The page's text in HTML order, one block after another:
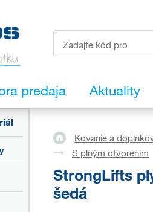
predaja Aktuality
Kovanie a
S plným otvorením
StrongLifts
šedá